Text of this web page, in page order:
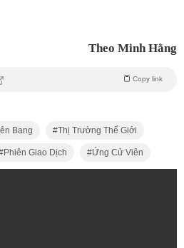
Theo Minh Hằng
Copy link
Bang Thị Trường Thế Giới
Phiên Giao Dịch Ứng Cử Viên